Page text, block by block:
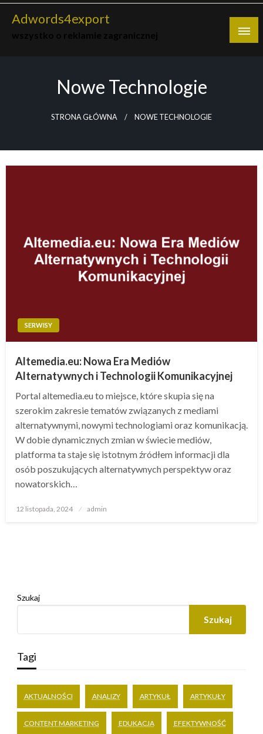
Skip
Adwords4export
Nowe Technologie
STRONA GŁÓWNA NOWE TECHNOLOGIE
SERWISY
Altemedia.eu: Nowa Era Mediów
Alternatywnych i Technologii Komunikacyjnej
Portal altemedia.eu to miejsce, które skupia się na
szerokim zakresie tematów związanych z mediami
alternatywnymi, nowymi technologiami oraz komunikacją.
W dobie dynamicznych zmian w świecie mediów,
platforma ta staje się istotnym źródłem informacji dla
osób poszukujących alternatywnych perspektyw oraz
nowatorskich…
Opublikowane
12 listopada, 2024 admin
Szukaj
Szukaj
Tagi
AKTUALNOŚCI ANALIZY ARTYKUŁ ARTYKUŁY
CONTENT MARKETING EDUKACJA EFEKTYWNOŚĆ